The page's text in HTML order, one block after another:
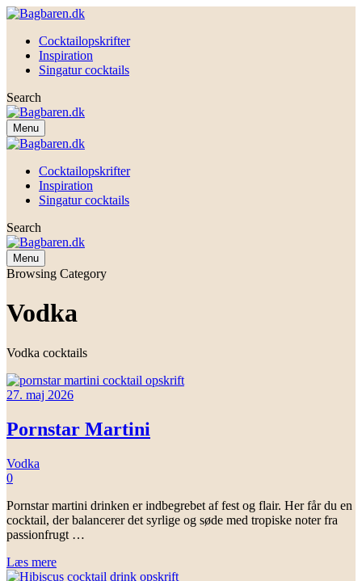
Cocktailopskrifter
Inspiration
Singatur cocktails
Search
Menu
Cocktailopskrifter
Inspiration
Singatur cocktails
Search
Menu
Browsing Category
Vodka
Vodka cocktails
27. maj 2026
Pornstar Martini
Vodka
0
Pornstar martini drinken er indbegrebet af fest og flair. Her får du en
cocktail, der balancerer det syrlige og søde med tropiske noter fra
passionfrugt …
Læs mere